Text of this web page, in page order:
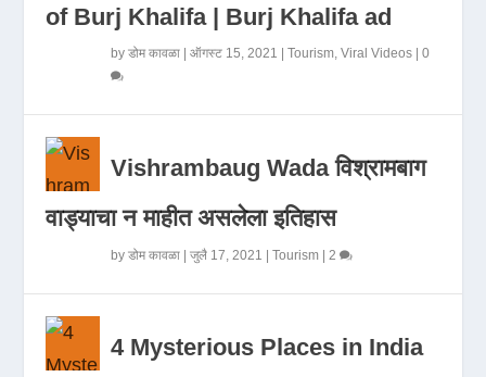
of Burj Khalifa | Burj Khalifa ad
byडोम कावळा |ऑगस्ट 15, 2021 |Tourism ,Viral Videos |0
Vishrambaug Wada विश्रामबाग
वाड्याचा न माहीत असलेला इतिहास
byडोम कावळा |जुलै 17, 2021 |Tourism | 2
4 Mysterious Places in India